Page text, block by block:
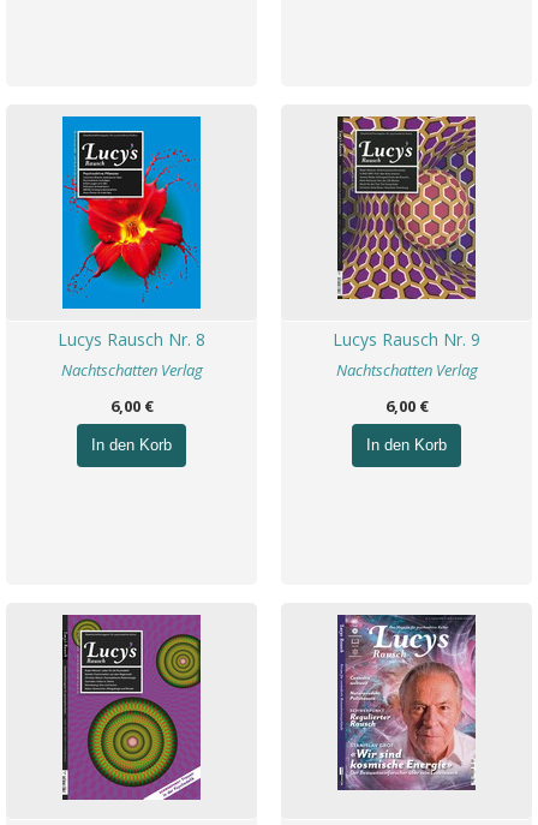
Lucys Rausch Nr. 8
Nachtschatten Verlag
6,00 €
In den Korb
Lucys Rausch Nr. 9
Nachtschatten Verlag
6,00 €
In den Korb